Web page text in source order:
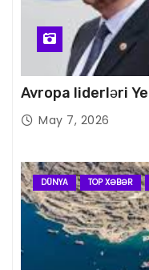
Avropa liderləri
May 7, 2026
DÜNYA TOP XƏBƏR